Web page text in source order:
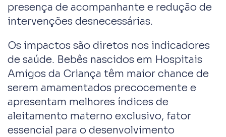
presença de acompanhante e redução de
intervenções desnecessárias.
Os impactos são diretos nos indicadores
de saúde. Bebês nascidos em Hospitais
Amigos da Criança têm maior chance de
serem amamentados precocemente e
apresentam melhores índices de
aleitamento materno exclusivo, fator
essencial para o desenvolvimento